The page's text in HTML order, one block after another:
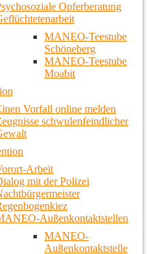
Opferberatung
MANEO-Teestube
Schöneberg
MANEO-Teestube
Moabit
Vorfall online melden
schwulenfeindlicher
Arbeit
mit der Polizei
Außenkontaktstellen
MANEO-
Außenkontaktstelle